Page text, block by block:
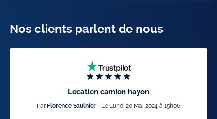
Nos clients parlent de nous
Location camion hayon
Par Florence Saulnier - Le Lundi 20 Mai 2024 à 15h06